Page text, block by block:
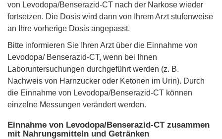
von Levodopa/Benserazid-CT nach der Narkose wieder
fortsetzen. Die Dosis wird dann von Ihrem Arzt stufenweise
an Ihre vorherige Dosis angepasst.
Bitte informieren Sie Ihren Arzt über die Einnahme von
Levodopa/ Benserazid-CT, wenn bei Ihnen
Laboruntersuchungen durchgeführt werden (z. B.
Nachweis von Harnzucker oder Ketonen im Urin). Durch
die Einnahme von Levodopa/Benserazid-CT können
einzelne Messungen verändert werden.
Einnahme von Levodopa/Benserazid-CT zusammen
mit Nahrungsmitteln und Getränken